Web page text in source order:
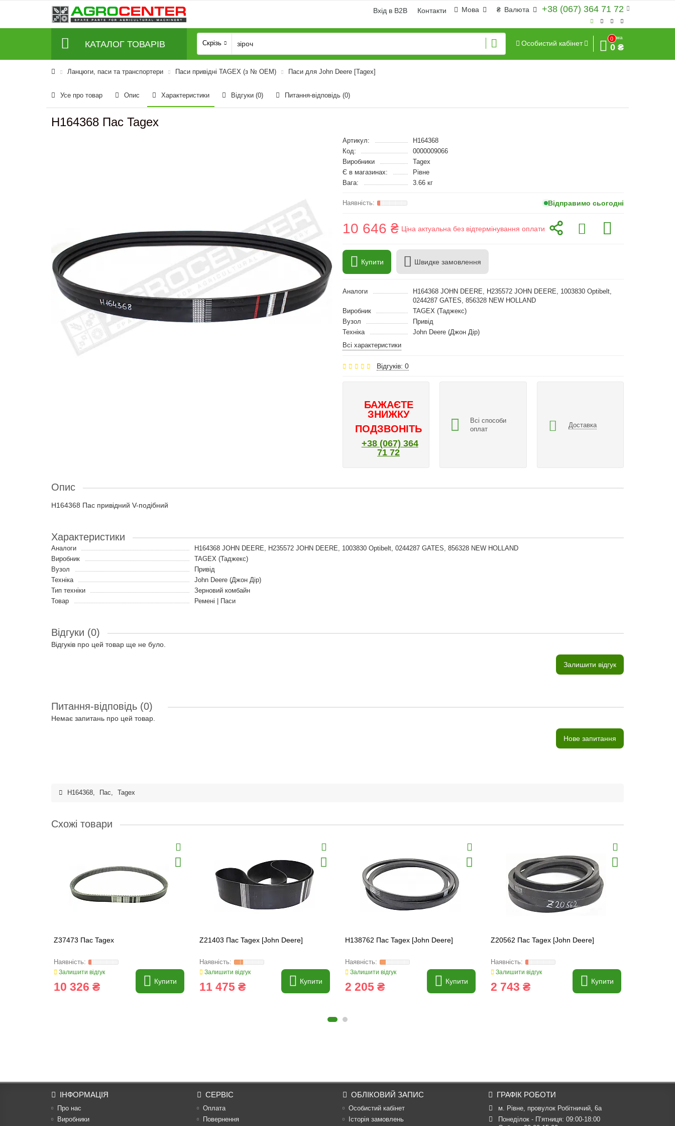
+38 (067) 364 71 72
₴ Валюта
Мова
Вхід в B2B Контакти
КАТАЛОГ ТОВАРІВ Скрізь Особистий кабінет
0
Сума
0 ₴
Ланцюги, паси та транспортери Паси привідні TAGEX (з № OEM) Паси для John Deere [Tagex]
Усе про товар Опис Характеристики Відгуки (0) Питання-відповідь (0)
H164368 Пас Tagex
Артикул:
H164368
Код:
0000009066
Виробники
Tagex
Є в магазинах:
Рівне
Вага:
3.66 кг
Відправимо сьогодні
10 646 ₴ Ціна актуальна без відтермінування оплати
Купити Швидке замовлення
Аналоги
H164368 JOHN DEERE, H235572 JOHN DEERE, 1003830 Optibelt,
0244287 GATES, 856328 NEW HOLLAND
Виробник
TAGEX (Таджекс)
Вузол
Привід
Техніка
John Deere (Джон Дір)
Всі характеристики
Відгуків: 0
БАЖАЄТЕ
ЗНИЖКУ
ПОДЗВОНІТЬ
+38 (067) 364
71 72
Всі способи
оплат
Доставка
Опис
H164368 Пас привідний V-подібний
Характеристики
Аналоги
H164368 JOHN DEERE, H235572 JOHN DEERE, 1003830 Optibelt, 0244287 GATES, 856328 NEW HOLLAND
Виробник
TAGEX (Таджекс)
Вузол
Привід
Техніка
John Deere (Джон Дір)
Тип техніки
Зерновий комбайн
Товар
Ремені | Паси
Відгуки (0)
Відгуків про цей товар ще не було.
Залишити відгук
Питання-відповідь (0)
Немає запитань про цей товар.
Нове запитання
H164368, Пас, Tagex
Схожі товари
Z37473 Пас Tagex
Залишити відгук
10 326 ₴ Купити
Z21403 Пас Tagex [John Deere]
Залишити відгук
11 475 ₴ Купити
H138762 Пас Tagex [John Deere]
Залишити відгук
2 205 ₴ Купити
Z20562 Пас Tagex [John Deere]
Залишити відгук
2 743 ₴ Купити
ІНФОРМАЦІЯ
Про нас
Виробники
СЕРВІС
Оплата
Повернення
ОБЛІКОВИЙ ЗАПИС
Особистий кабінет
Історія замовлень
ГРАФІК РОБОТИ
м. Рівне, провулок Робітничий, 6а
Понеділок - П’ятниця: 09:00-18:00